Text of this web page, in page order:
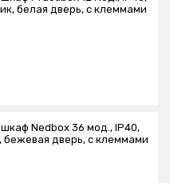
белая дверь, с клеммами
Nedbox 36 мод., IP40,
бежевая дверь, с клеммами